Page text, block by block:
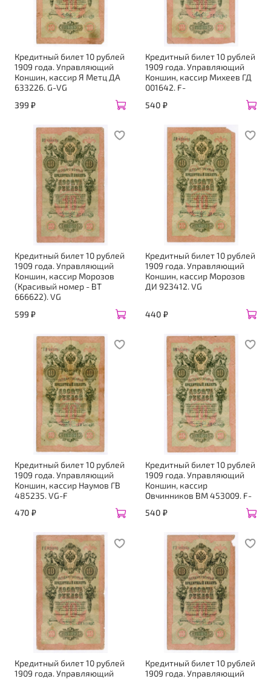
Кредитный билет 10 рублей
1909 года. Управляющий
Коншин, кассир Я Метц ДА
633226. G-VG
399 ₽
Кредитный билет 10 рублей
1909 года. Управляющий
Коншин, кассир Михеев ГД
001642. F-
540 ₽
Кредитный билет 10 рублей
1909 года. Управляющий
Коншин, кассир Морозов
(Красивый номер - ВТ
666622). VG
599 ₽
Кредитный билет 10 рублей
1909 года. Управляющий
Коншин, кассир Морозов
ДИ 923412. VG
440 ₽
Кредитный билет 10 рублей
1909 года. Управляющий
Коншин, кассир Наумов ГВ
485235. VG-F
470 ₽
Кредитный билет 10 рублей
1909 года. Управляющий
Коншин, кассир
Овчинников ВМ 453009. F-
540 ₽
Кредитный билет 10 рублей
1909 года. Управляющий
Кредитный билет 10 рублей
1909 года. Управляющий